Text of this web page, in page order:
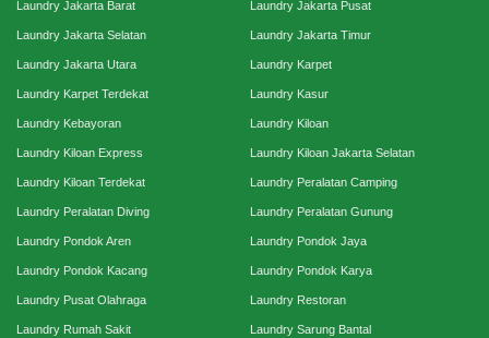
Laundry Jakarta Barat Laundry Jakarta Pusat
Laundry Jakarta Selatan Laundry Jakarta Timur
Laundry Jakarta Utara Laundry Karpet
Laundry Karpet Terdekat Laundry Kasur
Laundry Kebayoran Laundry Kiloan
Laundry Kiloan Express Laundry Kiloan Jakarta Selatan
Laundry Kiloan Terdekat Laundry Peralatan Camping
Laundry Peralatan Diving Laundry Peralatan Gunung
Laundry Pondok Aren Laundry Pondok Jaya
Laundry Pondok Kacang Laundry Pondok Karya
Laundry Pusat Olahraga Laundry Restoran
Laundry Rumah Sakit Laundry Sarung Bantal